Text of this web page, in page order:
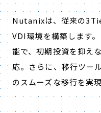
Nutanixは、従来の
VDI環境を構築します
能で、初期投資を抑え
応。さらに、移行ツー
のスムーズな移行を実現